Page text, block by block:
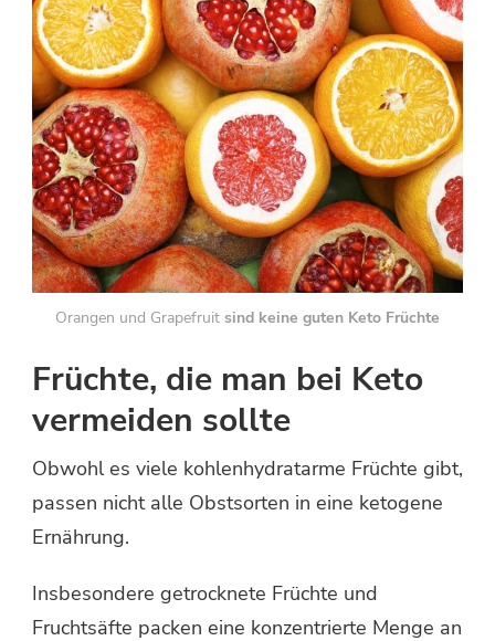
Orangen und Grapefruit sind keine guten Keto Früchte
Früchte, die man bei Keto
vermeiden sollte
Obwohl es viele kohlenhydratarme Früchte gibt,
passen nicht alle Obstsorten in eine ketogene
Ernährung.
Insbesondere getrocknete Früchte und
Fruchtsäfte packen eine konzentrierte Menge an